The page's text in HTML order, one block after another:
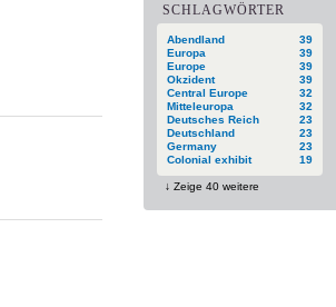
SCHLAGWÖRTER
39
Abendland
39
Europa
39
Europe
39
Okzident
32
Central Europe
32
Mitteleuropa
23
Deutsches Reich
23
Deutschland
23
Germany
19
Colonial exhibit
Zeige 40 weitere